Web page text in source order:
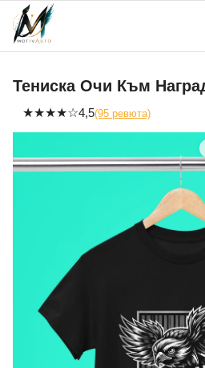
Skip
content
Тениска Очи Към
★★★★☆4,5(95 ревюта)